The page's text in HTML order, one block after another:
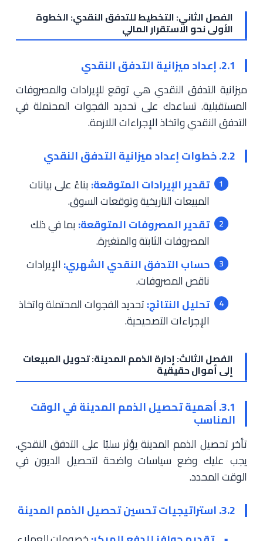
الفصل الثاني: التخطيط للتدفق النقدي: الخطوة
الأولى نحو الاستقرار المالي
2.1. إعداد ميزانية التدفق النقدي
ميزانية التدفق النقدي هي توقع للإيرادات والمصروفات
المستقبلية. تساعدك على تحديد الفجوات المحتملة في
التدفق النقدي واتخاذ الإجراءات اللازمة.
2.2. خطوات إعداد ميزانية التدفق النقدي
تقدير الإيرادات المتوقعة: بناءً على بيانات
المبيعات التاريخية وتوقعات السوق.
تقدير المصروفات المتوقعة: بما في ذلك
المصروفات الثابتة والمتغيرة.
حساب التدفق النقدي الشهري: الإيرادات
ناقص المصروفات.
تحليل النتائج:تحديد الفجوات المحتملة واتخاذ
الإجراءات التصحيحية.
الفصل الثالث: إدارة الذمم المدينة: تحويل المبيعات
إلى أموال حقيقية
3.1. أهمية تحصيل الذمم المدينة في الوقت
المناسب
تأخر تحصيل الذمم المدينة يؤثر سلبًا على التدفق النقدي.
يجب عليك وضع سياسات واضحة لتحصيل الديون في
الوقت المحدد.
3.2. استراتيجيات تحسين تحصيل الذمم المدينة